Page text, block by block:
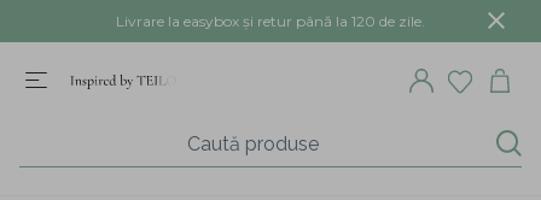
Livrare la easybox și retur până la 120 de zile.